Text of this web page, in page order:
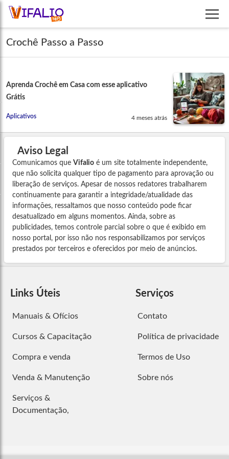
Crochê Passo a Passo
Aprenda Crochê em Casa com esse aplicativo
Grátis
Aplicativos 4 meses atrás
Aviso Legal
Comunicamos que Vifalio é um site totalmente independente,
que não solicita qualquer tipo de pagamento para aprovação ou
liberação de serviços. Apesar de nossos redatores trabalharem
continuamente para garantir a integridade/atualidade das
informações, ressaltamos que nosso conteúdo pode ficar
desatualizado em alguns momentos. Ainda, sobre as
publicidades, temos controle parcial sobre o que é exibido em
nosso portal, por isso não nos responsabilizamos por serviços
prestados por terceiros e oferecidos por meio de anúncios.
Links Úteis
Manuais & Ofícios
Cursos & Capacitação
Compra e venda
Venda & Manutenção
Serviços &
Documentação,
Serviços
Contato
Política de privacidade
Termos de Uso
Sobre nós